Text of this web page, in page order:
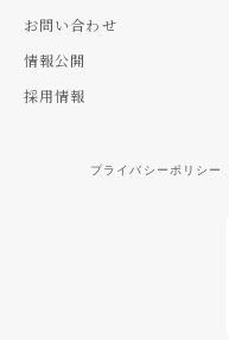
お問い合わせ
情報公開
採用情報
プライバシーポリシー